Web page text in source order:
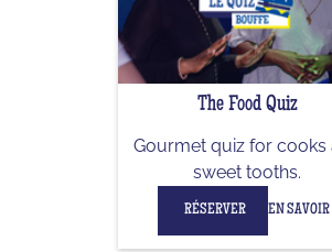
The Food Quiz
Gourmet quiz for cooks
sweet tooths.
RÉSERVER EN SAVOIR